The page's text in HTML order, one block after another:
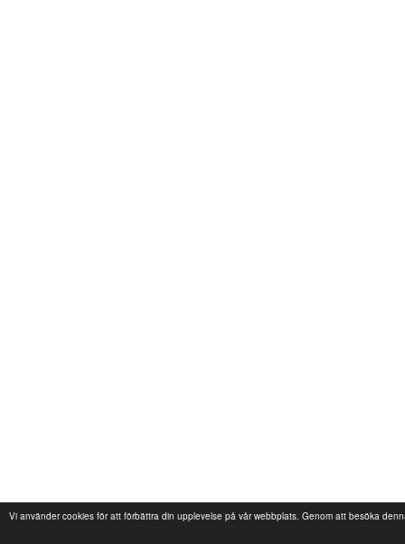
Vi använder cookies för att förbättra din upplevelse på vår webbplats. Genom att besöka